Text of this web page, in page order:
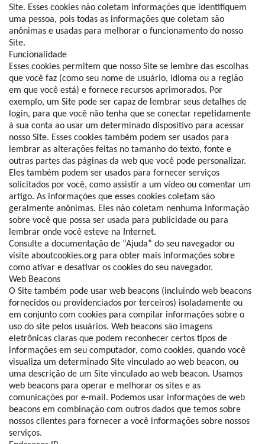
Site. Esses cookies não coletam informações que identifiquem
uma pessoa, pois todas as informações que coletam são
anônimas e usadas para melhorar o funcionamento do nosso
Site.
Funcionalidade
Esses cookies permitem que nosso Site se lembre das escolhas
que você faz (como seu nome de usuário, idioma ou a região
em que você está) e fornece recursos aprimorados. Por
exemplo, um Site pode ser capaz de lembrar seus detalhes de
login, para que você não tenha que se conectar repetidamente
à sua conta ao usar um determinado dispositivo para acessar
nosso Site. Esses cookies também podem ser usados para
lembrar as alterações feitas no tamanho do texto, fonte e
outras partes das páginas da web que você pode personalizar.
Eles também podem ser usados para fornecer serviços
solicitados por você, como assistir a um vídeo ou comentar um
artigo. As informações que esses cookies coletam são
geralmente anônimas. Eles não coletam nenhuma informação
sobre você que possa ser usada para publicidade ou para
lembrar onde você esteve na Internet.
Consulte a documentação de “Ajuda” do seu navegador ou
visite aboutcookies.org para obter mais informações sobre
como ativar e desativar os cookies do seu navegador.
Web Beacons
O Site também pode usar web beacons (incluindo web beacons
fornecidos ou providenciados por terceiros) isoladamente ou
em conjunto com cookies para compilar informações sobre o
uso do site pelos usuários. Web beacons são imagens
eletrônicas claras que podem reconhecer certos tipos de
informações em seu computador, como cookies, quando você
visualiza um determinado Site vinculado ao web beacon, ou
uma descrição de um Site vinculado ao web beacon. Usamos
web beacons para operar e melhorar os sites e as
comunicações por e-mail. Podemos usar informações de web
beacons em combinação com outros dados que temos sobre
nossos clientes para fornecer a você informações sobre nossos
serviços.